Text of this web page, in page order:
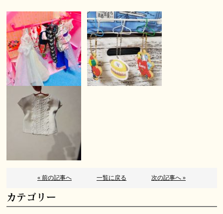
« 前の記事へ 一覧に戻る 次の記事へ »
カテゴリー